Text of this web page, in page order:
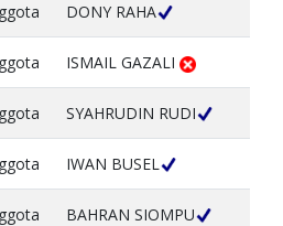
DONY RAHA
ISMAIL GAZALI
SYAHRUDIN RUDI
IWAN BUSEL
BAHRAN SIOMPU